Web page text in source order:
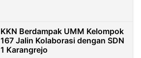
KKN Berdampak UMM Kelompok
167 Jalin Kolaborasi dengan SDN
1 Karangrejo